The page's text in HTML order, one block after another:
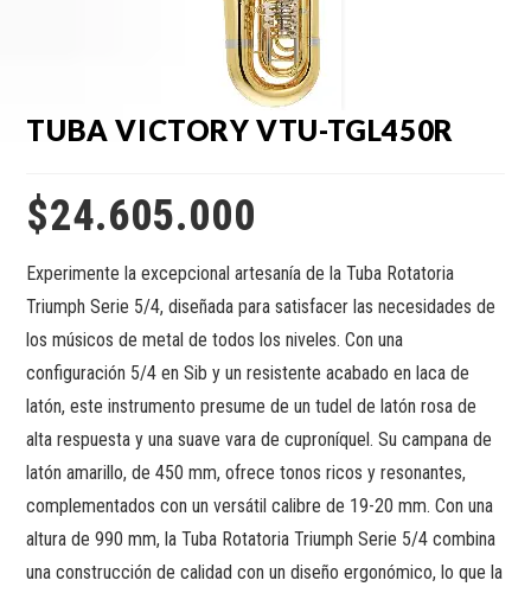
TUBA VICTORY VTU-TGL450R
$24.605.000
Experimente la excepcional artesanía de la Tuba Rotatoria
Triumph Serie 5/4, diseñada para satisfacer las necesidades de
los músicos de metal de todos los niveles. Con una
configuración 5/4 en Sib y un resistente acabado en laca de
latón, este instrumento presume de un tudel de latón rosa de
alta respuesta y una suave vara de cuproníquel. Su campana de
latón amarillo, de 450 mm, ofrece tonos ricos y resonantes,
complementados con un versátil calibre de 19-20 mm. Con una
altura de 990 mm, la Tuba Rotatoria Triumph Serie 5/4 combina
una construcción de calidad con un diseño ergonómico, lo que la